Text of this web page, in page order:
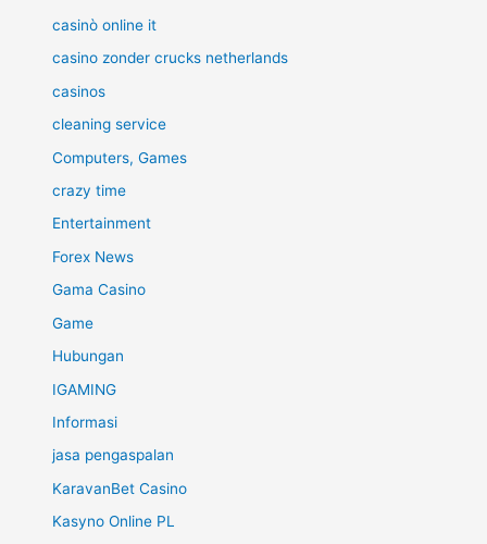
casinò online it
casino zonder crucks netherlands
casinos
cleaning service
Computers, Games
crazy time
Entertainment
Forex News
Gama Casino
Game
Hubungan
IGAMING
Informasi
jasa pengaspalan
KaravanBet Casino
Kasyno Online PL